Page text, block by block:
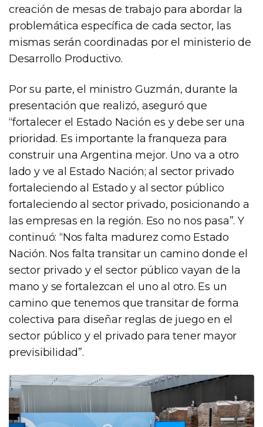
creación de mesas de trabajo para abordar la
problemática específica de cada sector, las
mismas serán coordinadas por el ministerio de
Desarrollo Productivo.
Por su parte, el ministro Guzmán, durante la
presentación que realizó, aseguró que
“fortalecer el Estado Nación es y debe ser una
prioridad. Es importante la franqueza para
construir una Argentina mejor. Uno va a otro
lado y ve al Estado Nación; al sector privado
fortaleciendo al Estado y al sector público
fortaleciendo al sector privado, posicionando a
las empresas en la región. Eso no nos pasa”. Y
continuó: “Nos falta madurez como Estado
Nación. Nos falta transitar un camino donde el
sector privado y el sector público vayan de la
mano y se fortalezcan el uno al otro. Es un
camino que tenemos que transitar de forma
colectiva para diseñar reglas de juego en el
sector público y el privado para tener mayor
previsibilidad”.